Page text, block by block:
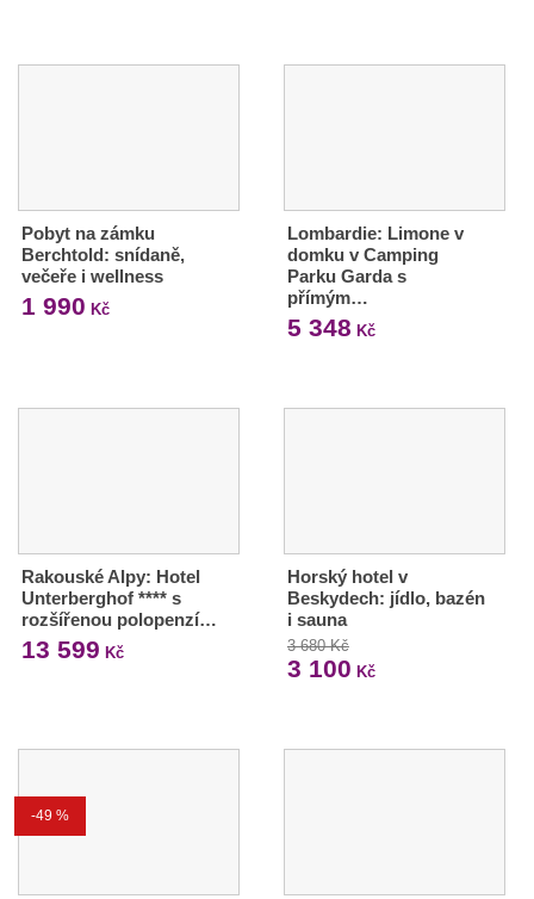
Pobyt na zámku
Berchtold: snídaně,
večeře i wellness
1 990 Kč
Lombardie: Limone v
domku v Camping
Parku Garda s
přímým…
5 348 Kč
Rakouské Alpy: Hotel
Unterberghof **** s
rozšířenou polopenzí…
13 599 Kč
Horský hotel v
Beskydech: jídlo, bazén
i sauna
3 680 Kč
3 100 Kč
-49 %